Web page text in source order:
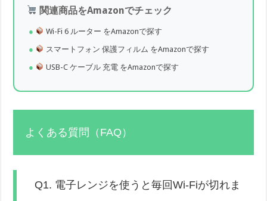
関連商品をAmazonでチェック
Wi-Fi 6 ルーター をAmazonで探す
スマートフォン 保護フィルム をAmazonで探す
USB-C ケーブル 充電 をAmazonで探す
よくある質問（FAQ）
Q1. 電子レンジを使うと毎回Wi-Fiが切れま